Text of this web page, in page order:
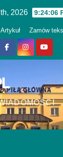
2026 9:24:06
Zamów